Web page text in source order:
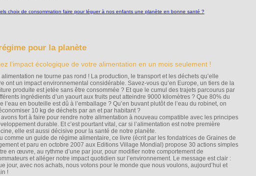
pour la planète
l’impact écologique de votre alimentation en un mois seulement !
alimentation ne tourne pas rond ! La production, le transport et les déchets qu’elle
ont un impact environnemental considérable. Savez-vous qu’en Europe, un tiers de la
produite est jetée sans être consommée ? Et que le cumul des trajets parcourus par
ingrédients d’un yaourt aux fruits peut atteindre 9000 kilomètres ? Que 80% du
l’eau en bouteille est dû à l’emballage ? Qu’en buvant plutôt de l’eau du robinet, on
10 kg de déchets par an et par habitant ?
avons fort à faire pour rendre notre alimentation à nouveau compatible avec les principes
durable. Et c’est pourtant vital, car si l’alimentation est notre première
elle est aussi décisive pour la santé de notre planète.
comme un guide de régime alimentaire, ce livre (écrit par les fondatrices de Graines de
et paru en octobre 2007 aux Editions Village Mondial) propose 30 actions simples
en œuvre, au rythme d’une par jour, pour modifier notre comportement de
et alléger notre impact quotidien sur l’environnement. Le message est clair :
jour, avec nos achats, nous votons pour le monde que nous voulons, aujourd’hui et
!